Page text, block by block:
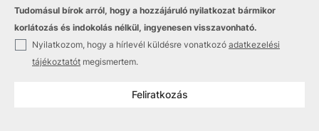
Tudomásul bírok arról, hogy a hozzájáruló nyilatkozat bármikor
korlátozás és indokolás nélkül, ingyenesen visszavonható.
Nyilatkozom, hogy a hírlevél küldésre vonatkozó adatkezelési
tájékoztatót megismertem.
Feliratkozás